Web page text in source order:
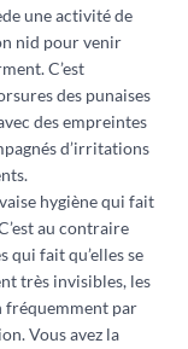
une activité de
nid pour venir
C’est
des punaises
des empreintes
d’irritations
hygiène qui fait
au contraire
qui fait qu’elles se
très invisibles, les
fréquemment par
Vous avez la